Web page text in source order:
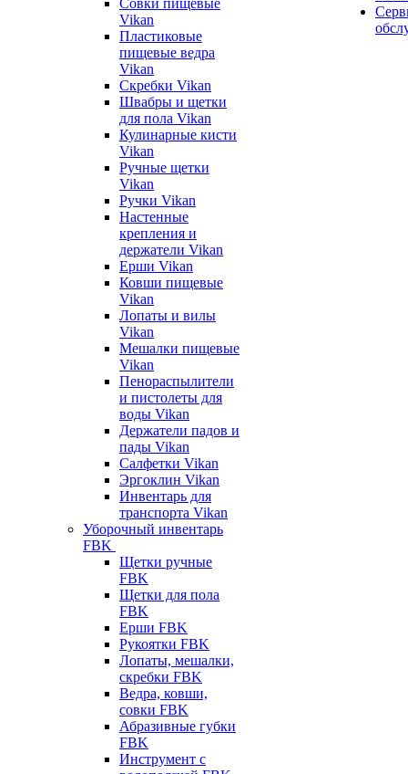
Совки пищевые
Vikan
Пластиковые
пищевые ведра
Vikan
Скребки Vikan
Швабры и щетки
для пола Vikan
Кулинарные кисти
Vikan
Ручные щетки
Vikan
Ручки Vikan
Настенные
крепления и
держатели Vikan
Ерши Vikan
Ковши пищевые
Vikan
Лопаты и вилы
Vikan
Мешалки пищевые
Vikan
Пенораспылители
и пистолеты для
воды Vikan
Держатели падов и
пады Vikan
Салфетки Vikan
Эргоклин Vikan
Инвентарь для
транспорта Vikan
Уборочный инвентарь
FBK
Щетки ручные
FBK
Щетки для пола
FBK
Ерши FBK
Рукоятки FBK
Лопаты, мешалки,
скребки FBK
Ведра, ковши,
совки FBK
Абразивные губки
FBK
Инструмент с